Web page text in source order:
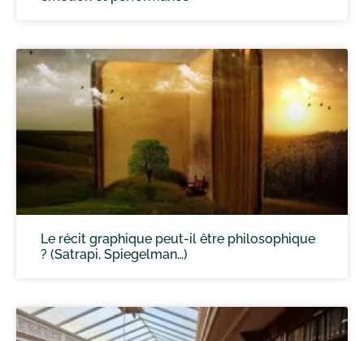
Le récit graphique peut-il être philosophique
? (Satrapi, Spiegelman…)